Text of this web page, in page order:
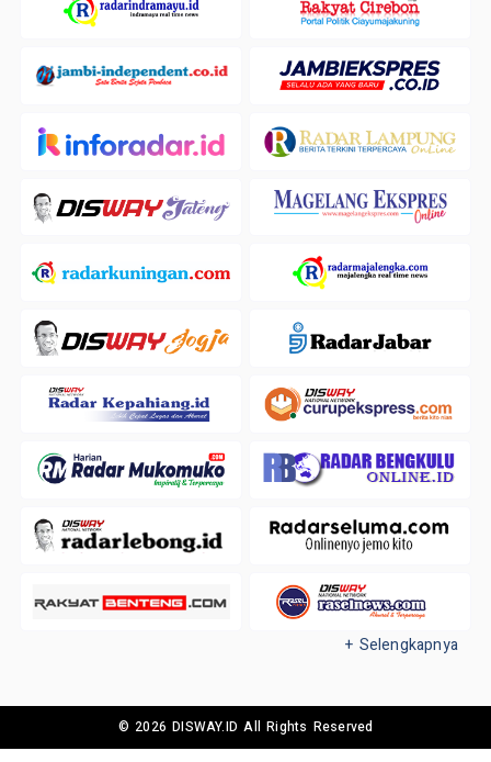
+ Selengkapnya
© 2026 DISWAY.ID All Rights Reserved